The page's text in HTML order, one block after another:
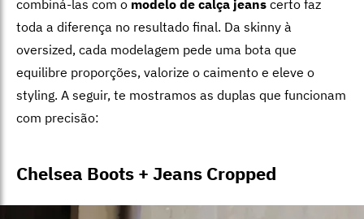
combiná-las com o modelo de calça jeans certo faz
toda a diferença no resultado final. Da skinny à
oversized, cada modelagem pede uma bota que
equilibre proporções, valorize o caimento e eleve o
styling. A seguir, te mostramos as duplas que funcionam
com precisão:
Chelsea Boots + Jeans Cropped